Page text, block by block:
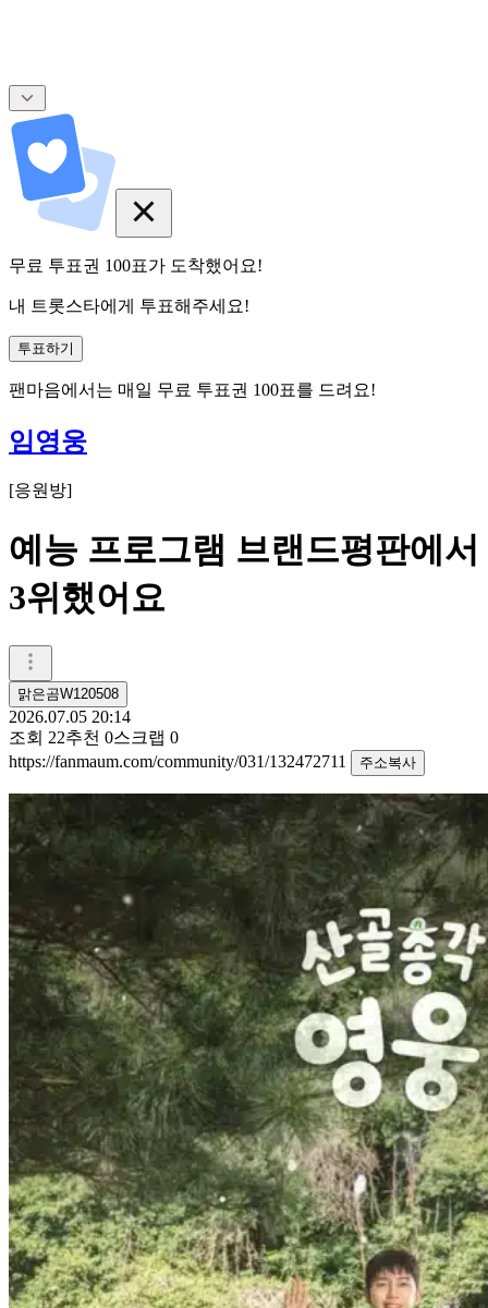
무료 투표권 100표가 도착했어요!
내 트롯스타에게 투표해주세요!
투표하기
팬마음에서는 매일 무료 투표권 100표를 드려요!
임영웅
[응원방]
예능 프로그램 브랜드평판에서
3위했어요
맑은곰W120508
2026.07.05 20:14
조회 22추천 0스크랩 0
https://fanmaum.com/community/031/132472711
주소복사